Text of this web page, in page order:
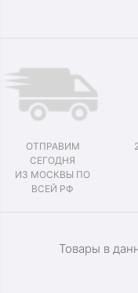
ОТПРАВИМ
СЕГОДНЯ
ИЗ МОСКВЫ ПО
ВСЕЙ РФ
Товары в